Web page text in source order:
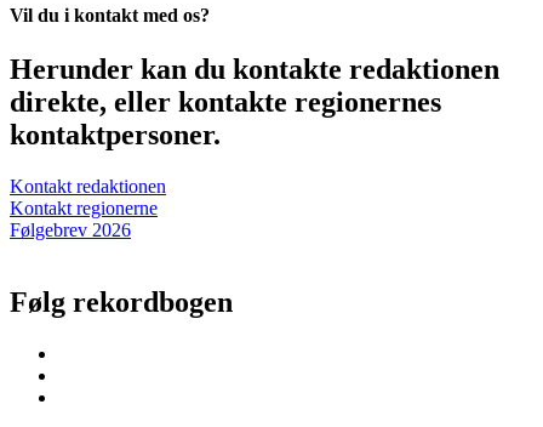
Vil du i kontakt med os?
Herunder kan du kontakte redaktionen
direkte, eller kontakte regionernes
kontaktpersoner.
Kontakt redaktionen
Kontakt regionerne
Følgebrev 2026
Følg rekordbogen